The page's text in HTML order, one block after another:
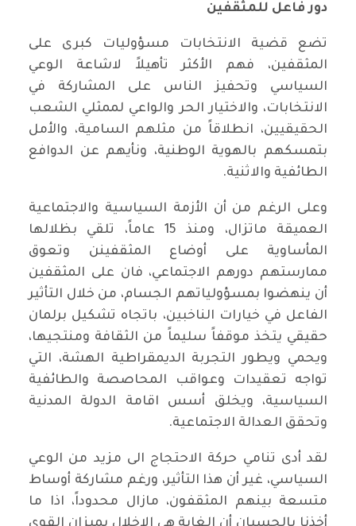
دور فاعل للمثقفين
تضع قضية الانتخابات مسؤوليات كبرى على
المثقفين، فهم الأكثر تأهيلاً لاشاعة الوعي
السياسي وتحفيز الناس على المشاركة في
الانتخابات، والاختيار الحر والواعي لممثلي الشعب
الحقيقيين، انطلاقاً من مثلهم السامية، والأمل
بتمسكهم بالهوية الوطنية، ونأيهم عن الدوافع
الطائفية والاثنية.
وعلى الرغم من أن الأزمة السياسية والاجتماعية
العميقة ماتزال، ومنذ 15 عاماً، تلقي بظلالها
المأساوية على أوضاع المثقفينن وتعوق
ممارستهم دورهم الاجتماعي، فان على المثقفين
أن ينهضوا بمسؤولياتهم الجسام، من خلال التأثير
الفاعل في خيارات الناخبين، باتجاه تشكيل برلمان
حقيقي يتخذ موقفاً سليماً من الثقافة ومنتجيها،
ويحمي ويطور التجربة الديمقراطية الهشة، التي
تواجه تعقيدات وعواقب المحاصصة والطائفية
السياسية، ويخلق أسس اقامة الدولة المدنية
وتحقق العدالة الاجتماعية.
لقد أدى تنامي حركة الاحتجاج الى مزيد من الوعي
السياسي، غير أن هذا التأثير، ورغم مشاركة أوساط
متسعة بينهم المثقفون، مازال محدوداً، اذا ما